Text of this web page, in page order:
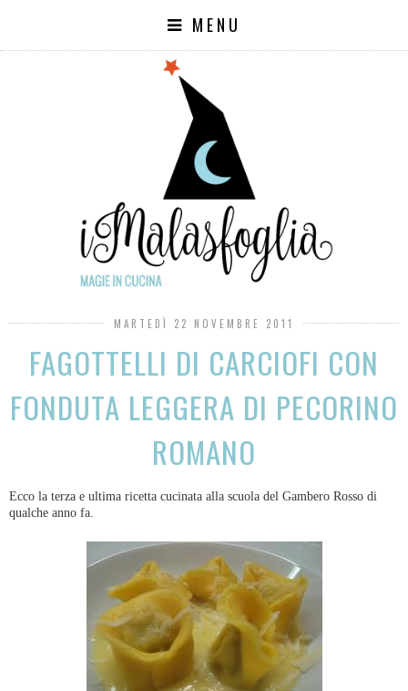
MENU
MARTEDÌ 22 NOVEMBRE 2011
FAGOTTELLI DI CARCIOFI CON
FONDUTA LEGGERA DI PECORINO
ROMANO
Ecco la terza e ultima ricetta cucinata alla scuola del Gambero Rosso di
qualche anno fa.